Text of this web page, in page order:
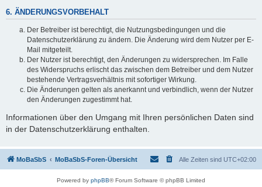
6. ÄNDERUNGSVORBEHALT
Der Betreiber ist berechtigt, die Nutzungsbedingungen und die
Datenschutzerklärung zu ändern. Die Änderung wird dem Nutzer per E-
Mail mitgeteilt.
Der Nutzer ist berechtigt, den Änderungen zu widersprechen. Im Falle
des Widerspruchs erlischt das zwischen dem Betreiber und dem Nutzer
bestehende Vertragsverhältnis mit sofortiger Wirkung.
Die Änderungen gelten als anerkannt und verbindlich, wenn der Nutzer
den Änderungen zugestimmt hat.
Informationen über den Umgang mit Ihren persönlichen Daten sind
in der Datenschutzerklärung enthalten.
MoBaSbS MoBaSbS-Foren-Übersicht Alle Zeiten sind UTC+02:00
Powered by phpBB® Forum Software © phpBB Limited